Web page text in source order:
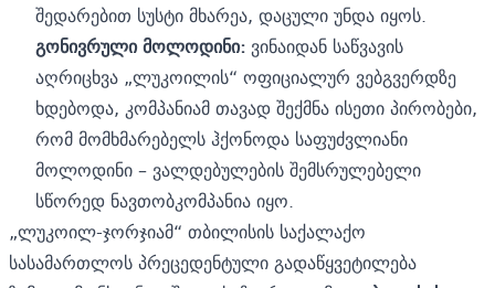
შედარებით სუსტი მხარეა, დაცული უნდა იყოს.
გონივრული მოლოდინი:ვინაიდან საწვავის
აღრიცხვა „ლუკოილის“ ოფიციალურ ვებგვერდზე
ხდებოდა, კომპანიამ თავად შექმნა ისეთი პირობები,
რომ მომხმარებელს ჰქონოდა საფუძვლიანი
მოლოდინი – ვალდებულების შემსრულებელი
სწორედ ნავთობკომპანია იყო.
„ლუკოილ-ჯორჯიამ“ თბილისის საქალაქო
სასამართლოს პრეცედენტული გადაწყვეტილება